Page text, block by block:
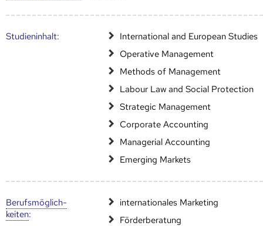
Studien­inhalt:
International and European Studies
Operative Management
Methods of Management
Labour Law and Social Protection
Strategic Management
Corporate Accounting
Managerial Accounting
Emerging Markets
Berufs­möglich­
keiten:
internationales Marketing
Förderberatung